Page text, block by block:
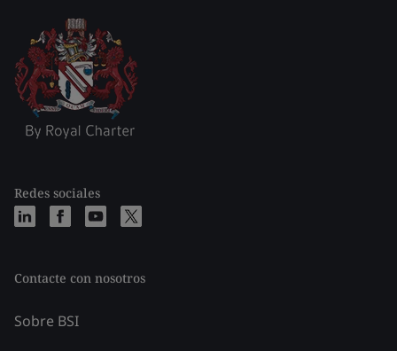
Redes sociales
Contacte con nosotros
Sobre BSI